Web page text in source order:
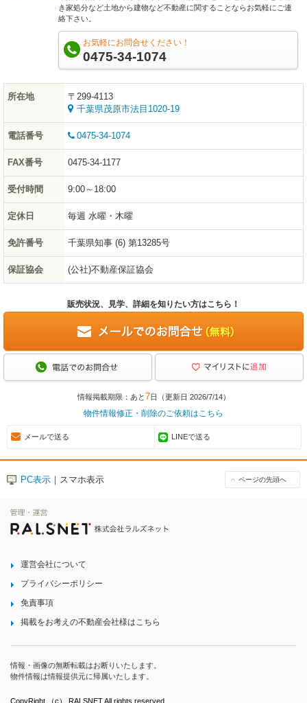
き家処分など土地から建物など不動産に関することならお気軽にご連
絡下さい。
お気軽にお問合せください！
0475-34-1074
所在地
〒299-4113
千葉県茂原市法目1020-19
電話番号 0475-34-1074
FAX番号 0475-34-1177
受付時間 9:00～18:00
定休日 毎週 水曜・木曜
免許番号 千葉県知事 (6) 第13285号
保証協会 (公社)不動産保証協会
販売状況、見学、詳細を知りたい方はこちら！
情報掲載期限：あと7日（更新日 2026/7/14）
物件情報修正・削除のご依頼はこちら
メールで送る LINEで送る
PC表示 ｜スマホ表示 ページの先頭へ
運営会社について
プライバシーポリシー
免責事項
掲載をお考えの不動産会社様はこちら
情報・画像の無断転載はお断りいたします。
物件情報は情報提供元に帰属いたします。
CopyRight （c） RALSNET All rights reserved.